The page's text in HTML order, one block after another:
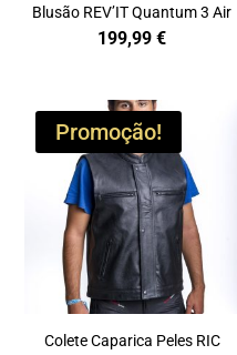
Blusão REV’IT Quantum 3 Air
199,99€
Promoção!
Colete Caparica Peles RIC